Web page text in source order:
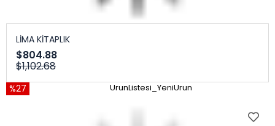
LİMA KİTAPLIK
$804.88
$1,102.68
%27 UrunListesi_YeniUrun